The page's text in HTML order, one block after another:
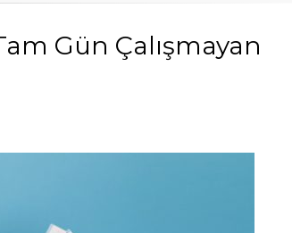
Gün Çalışmayan